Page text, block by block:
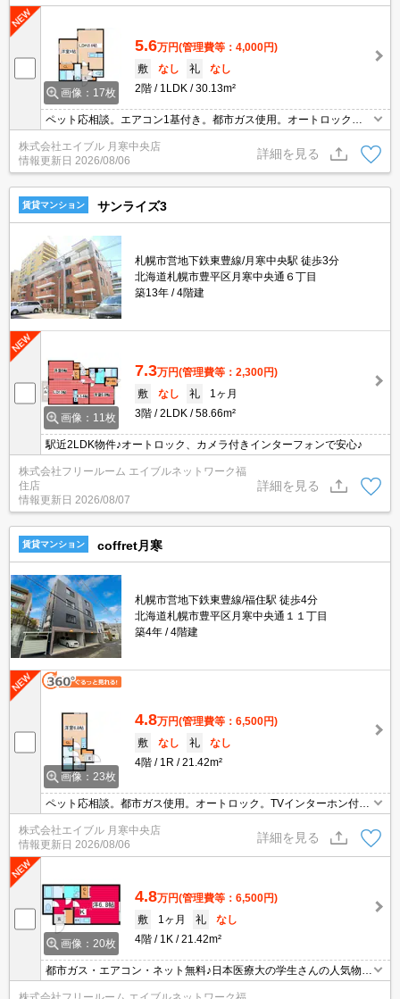
画像：17枚
5.6万円(管理費等：4,000円)
敷
なし 礼
なし
2階
1LDK 30.13m²
ペット応相談。エアコン1基付き。都市ガス使用。オートロック。
宅配ボックスあり。防犯カメラ。TVモニターホン有。インターネッ
ト無料。キッチンは対面式。退去時、エアコン洗浄代16,500円。
株式会社エイブル 月寒中央店
情報更新日 2026/08/06
詳細を見る
賃貸マンション サンライズ3
札幌市営地下鉄東豊線/月寒中央駅 徒歩3分
北海道札幌市豊平区月寒中央通６丁目
築13年
4階建
画像：11枚
7.3万円(管理費等：2,300円)
敷
なし 礼
1ヶ月
3階
2LDK 58.66m²
駅近2LDK物件♪オートロック、カメラ付きインターフォンで安心♪
株式会社フリールーム エイブルネットワーク福
住店
情報更新日 2026/08/07
詳細を見る
賃貸マンション coffret月寒
札幌市営地下鉄東豊線/福住駅 徒歩4分
北海道札幌市豊平区月寒中央通１１丁目
築4年
4階建
画像：23枚
4.8万円(管理費等：6,500円)
敷
なし 礼
なし
4階
1R 21.42m²
ペット応相談。都市ガス使用。オートロック。TVインターホン付
ャワー付独立洗面台。インターネット無料。宅配ボックスあり。エ
レベーターあり。
株式会社エイブル 月寒中央店
情報更新日 2026/08/06
詳細を見る
画像：20枚
4.8万円(管理費等：6,500円)
敷
1ヶ月 礼
なし
4階
1K 21.42m²
都市ガス・エアコン・ネット無料♪日本医療大の学生さんの人気物件